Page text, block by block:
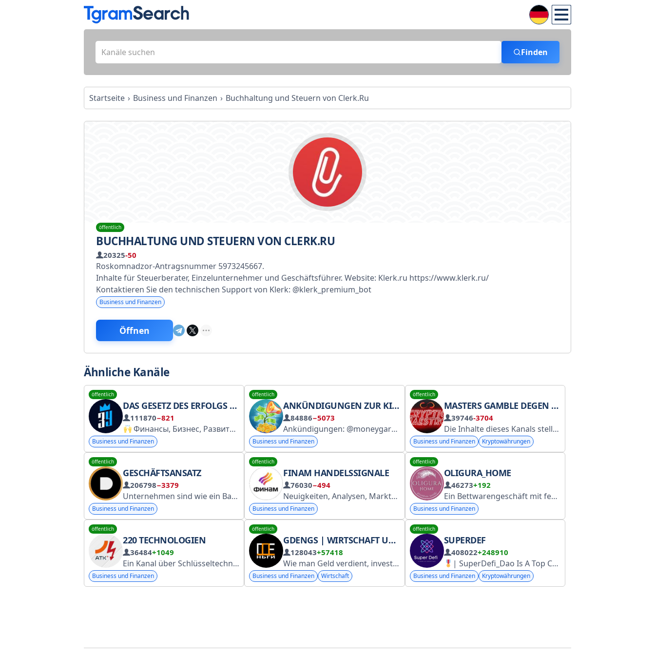
Finden
Startseite Business und Finanzen Buchhaltung und Steuern von Clerk.Ru
öffentlich
BUCHHALTUNG UND STEUERN VON CLERK.RU
20325-50
Roskomnadzor-Antragsnummer 5973245667.
Inhalte für Steuerberater, Einzelunternehmer und Geschäftsführer. Website: Klerk.ru https://www.klerk.ru/
Kontaktieren Sie den technischen Support von Klerk: @klerk_premium_bot
Business und Finanzen
Öffnen
Ähnliche Kanäle
öffentlich
DAS GESETZ DES ERFOLGS | WIRTSCHAFT, PODCASTS
111870−821
Финансы, Бизнес, Развитие По рекламе: @Max_ycnex Биржа: https://telega.in/c/zakonycnexatg РКН: https://www.gosuslugi.ru/snet/
Business und Finanzen
öffentlich
ANKÜNDIGUNGEN ZUR KI-GESTÜTZTEN GELDGARTEN-TECHNOLOGIE
84886−5073
Ankündigungen: @moneygardenai_ann Chats: @moneygardenai_chat Spiel-Bot: @moneygardenaibot Support: @moneygardenai_supportbot
Business und Finanzen
öffentlich
MASTERS GAMBLE DEGEN APES
39746-3704
Die Inhalte dieses Kanals stellen keine Finanzberatung dar. Führen Sie stets eigene Recherchen durch. @CrypticMaestro Haftungsausschluss: https://t.me/Maestrosdegen/5
Business und Finanzen Kryptowährungen
öffentlich
GESCHÄFTSANSATZ
206798−3379
Unternehmen sind wie ein Baukasten. Wir bieten Ihnen eine Schritt-für-Schritt-Anleitung, wie Sie ihn einfach, schnell und vor allem gewinnbringend zusammenbauen können. Ohne kompliziertes Fachchinesisch und unnötiges Gerede. Werbung: @midas_media Zusammenarbeit: @midas_Diana
Business und Finanzen
öffentlich
FINAM HANDELSSIGNALE
76030−494
Neuigkeiten, Analysen, Marktsignale, Ideen, Prognosen und Bewertungen russischer und internationaler Börsengänge. Abonnieren Sie den Signal-Bot @finam_insights_bot. Unternehmensnachrichten: https://t.me/finam_invest. Dies ist keine Anlageberatung!
Business und Finanzen
öffentlich
OLIGURA_HOME
46273+192
Ein Bettwarengeschäft mit fertigen Bettdecken. Roskomnadzor registriert am 7. Juli 2025 unter der Nummer 095691.
Business und Finanzen
öffentlich
220 TECHNOLOGIEN
36484+1049
Ein Kanal über Schlüsseltechnologien in der Öl- und Gasindustrie. Das Land steht vor der Herausforderung, Importe so schnell wie möglich zu substituieren. Medien: ATK Consulting Communications @Industry_chanells_bot https://gosuslugi.ru/snet/67b33527b88a4b4c0af5e1f7
Business und Finanzen
öffentlich
GDENGS | WIRTSCHAFT UND INVESTITIONEN
128043+57418
Wie man Geld verdient, investiert und dabei die Nerven behält. Alles über Geschäftsentscheidungen, Finanztrends und Erfolgsstrategien. Kurz gesagt: Wo das Geld ist, sind wir auch. Für alle Anfragen: @golden_boy10911 RKN: https://gosuslugi.ru/snet/67b2d5ca48dfb51c40f7c177
Business und Finanzen Wirtschaft
öffentlich
SUPERDEF
408022+248910
| SuperDefi_Dao Is A Top Crypto Marketing Agency
Business und Finanzen Kryptowährungen